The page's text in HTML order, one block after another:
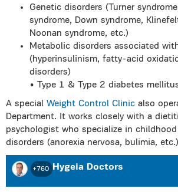
Genetic disorders (Turner
syndrome, Down syndrome,
Noonan syndrome, etc.)
Metabolic disorders associated
(hyperinsulinism, fatty-acid
disorders)
• Type 1 & Type 2 diabetes
A special Weight Control Clinic also
Department. It works closely with a
psychologist who specialize in
disorders (anorexia nervosa, bulimia,
+760 Hygeia Doctors